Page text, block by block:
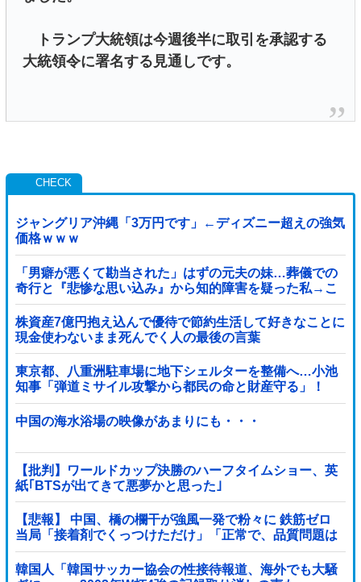
トランプ大統領は今週後半に取引を承認する
大統領令に署名する見通しです。
ジャングリア沖縄「3万円です」←ディズニー超えの強気
価格ｗｗｗ
「男癖が悪くて勘当された」はずの元夫の妹…葬儀での
奇行と『悲惨な思い込み』から知的障害を疑った私→こ
っそり病院へ誘導し行政保護させた話
株資産7億円抱え込んで優待で節約生活して好きなことに
現金使わないまま死んでく人の最後の言葉
東京都、八重洲駐車場に地下シェルターを整備へ…小池
知事「弾道ミサイル攻撃から都民の命と財産守る」！
中国の海水浴場の映像があまりにも・・・
【批判】ワールドカップ決勝のハーフタイムショー、英
紙｢BTSが出てきて悪夢かと思った｣
【悲報】 中国、橋の欄干が強風一発で粉々に 鉄筋ゼロ
当局「接着剤でくっつけただけ」「正常で、品質問題は
ない」
韓国人「韓国サッカー協会の性接待報道、海外でも大騒